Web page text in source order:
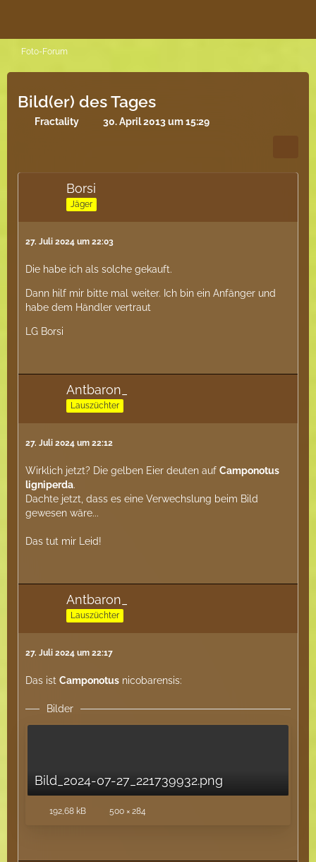
Foto-Forum
Bild(er) des Tages
Fractality 30. April 2013 um 15:29
Borsi
Jäger
27. Juli 2024 um 22:03
Die habe ich als solche gekauft.
Dann hilf mir bitte mal weiter. Ich bin ein Anfänger und
habe dem Händler vertraut
LG Borsi
Antbaron_
Lauszüchter
27. Juli 2024 um 22:12
Wirklich jetzt? Die gelben Eier deuten auf Camponotus
ligniperda.
Dachte jetzt, dass es eine Verwechslung beim Bild
gewesen wäre...
Das tut mir Leid!
Antbaron_
Lauszüchter
27. Juli 2024 um 22:17
Das ist Camponotus nicobarensis:
Bilder
Bild_2024-07-27_221739932.png
192,68 kB 500 × 284